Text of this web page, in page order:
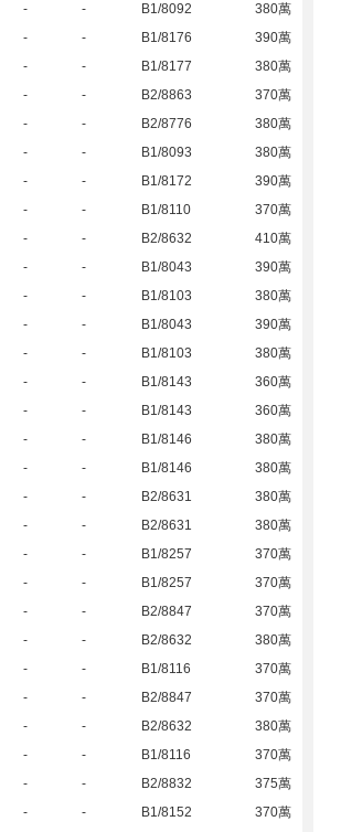
- - B1/8092
380萬
- - B1/8176
390萬
- - B1/8177
380萬
- - B2/8863
370萬
- - B2/8776
380萬
- - B1/8093
380萬
- - B1/8172
390萬
- - B1/8110
370萬
- - B2/8632
410萬
- - B1/8043
390萬
- - B1/8103
380萬
- - B1/8043
390萬
- - B1/8103
380萬
- - B1/8143
360萬
- - B1/8143
360萬
- - B1/8146
380萬
- - B1/8146
380萬
- - B2/8631
380萬
- - B2/8631
380萬
- - B1/8257
370萬
- - B1/8257
370萬
- - B2/8847
370萬
- - B2/8632
380萬
- - B1/8116
370萬
- - B2/8847
370萬
- - B2/8632
380萬
- - B1/8116
370萬
- - B2/8832
375萬
- - B1/8152 370萬